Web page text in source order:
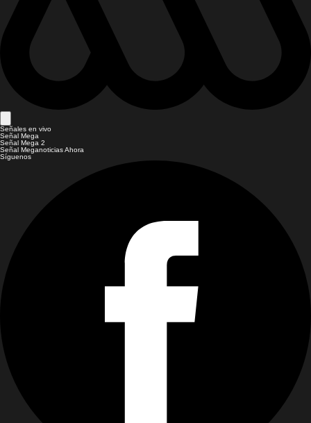
Señales en vivo
Señal Mega
Señal Mega 2
Señal Meganoticias Ahora
Síguenos